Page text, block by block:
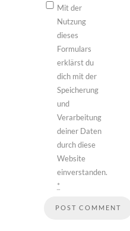
Mit der
Nutzung
dieses
Formulars
erklärst du
dich mit der
Speicherung
und
Verarbeitung
deiner Daten
durch diese
Website
einverstanden.
*